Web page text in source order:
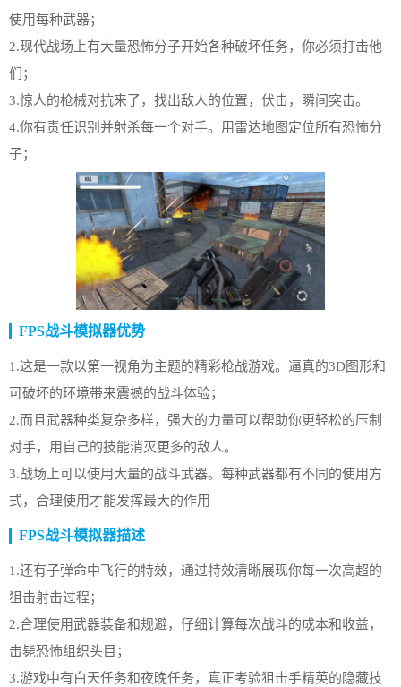
使用每种武器；
2.现代战场上有大量恐怖分子开始各种破坏任务，你必须打击他
们；
3.惊人的枪械对抗来了，找出敌人的位置，伏击，瞬间突击。
4.你有责任识别并射杀每一个对手。用雷达地图定位所有恐怖分
子；
FPS战斗模拟器优势
1.这是一款以第一视角为主题的精彩枪战游戏。逼真的3D图形和
可破坏的环境带来震撼的战斗体验；
2.而且武器种类复杂多样，强大的力量可以帮助你更轻松的压制
对手，用自己的技能消灭更多的敌人。
3.战场上可以使用大量的战斗武器。每种武器都有不同的使用方
式，合理使用才能发挥最大的作用
FPS战斗模拟器描述
1.还有子弹命中飞行的特效，通过特效清晰展现你每一次高超的
狙击射击过程；
2.合理使用武器装备和规避，仔细计算每次战斗的成本和收益，
击毙恐怖组织头目；
3.游戏中有白天任务和夜晚任务，真正考验狙击手精英的隐藏技